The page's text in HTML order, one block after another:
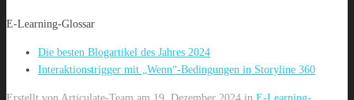
E-Learning-Glossar
Die besten Blogartikel des Jahres 2024
Interaktionstrigger mit „Wenn“-Bedingungen in Storyline 360